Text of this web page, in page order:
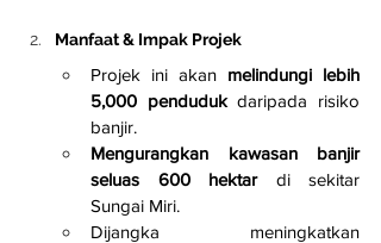
Manfaat & Impak Projek
Projek ini akan melindungi lebih
5,000 penduduk daripada risiko
banjir.
Mengurangkan kawasan banjir
seluas 600 hektar di sekitar
Sungai Miri.
Dijangka meningkatkan